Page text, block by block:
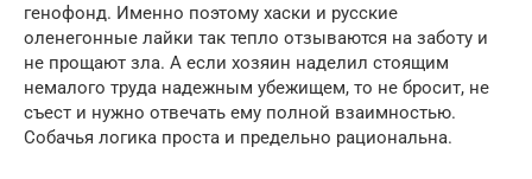
генофонд. Именно поэтому хаски и русские
оленегонные лайки так тепло отзываются на заботу и
не прощают зла. А если хозяин наделил стоящим
немалого труда надежным убежищем, то не бросит, не
съест и нужно отвечать ему полной взаимностью.
Собачья логика проста и предельно рациональна.